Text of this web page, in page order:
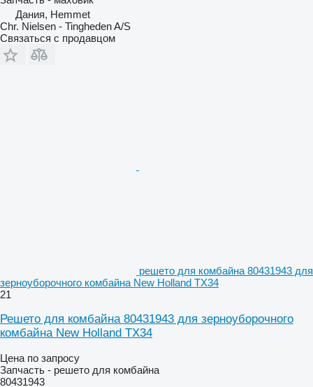
Дания, Hemmet
Chr. Nielsen - Tingheden A/S
Связаться с продавцом
решето для комбайна 80431943 для
зерноуборочного комбайна New Holland TX34
21
Решето для комбайна 80431943 для зерноуборочного
комбайна New Holland TX34
Цена по запросу
Запчасть - решето для комбайна
80431943